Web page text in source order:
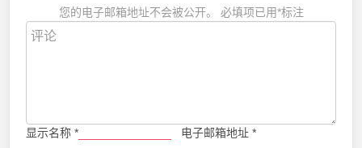
您的电子邮箱地址不会被公开。 必填项已用*标注
显示名称 * 电子邮箱地址 *